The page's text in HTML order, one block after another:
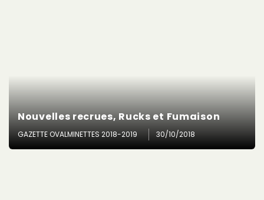
Nouvelles recrues, Rucks et Fumaison
GAZETTE OVALMINETTES 2018-2019 30/10/2018